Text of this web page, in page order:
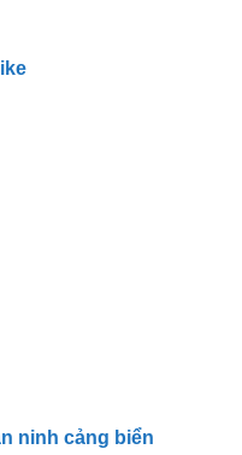
ninh cảng biển